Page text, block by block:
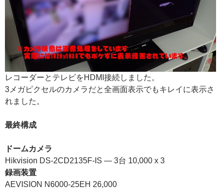
レコーダーとテレビをHDMI接続しました。
3メガピクセルのカメラだと全画面表示でもキレイに表示さ
れました。
最終構成
ドームカメラ
Hikvision DS-2CD2135F-IS — 3台 10,000 x 3
録画装置
AEVISION N6000-25EH 26,000